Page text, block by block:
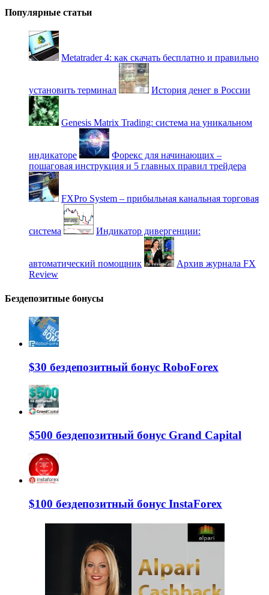
Популярные статьи
Metatrader 4: как скачать бесплатно и правильно
установить терминал История денег в России
Genesis Matrix Trading: система на уникальном
индикаторе
Форекс для начинающих –
пошаговая инструкция и 5 главных правил трейдера
FXPro System – прибыльная канальная торговая
система Индикатор дивергенции:
автоматический помощник
Архив журнала FX
Review
Бездепозитные бонусы
$30 бездепозитный бонус RoboForex
$500 бездепозитный бонус Grand Capital
$100 бездепозитный бонус InstaForex